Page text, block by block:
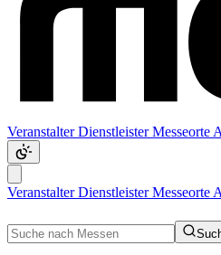
VeranstalterDienstleisterMesseorte
VeranstalterDienstleisterMesseorte